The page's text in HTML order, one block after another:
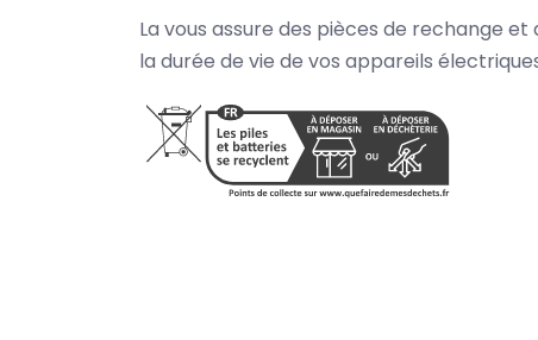
La vous assure des pièces de rechange
la durée de vie de vos appareils